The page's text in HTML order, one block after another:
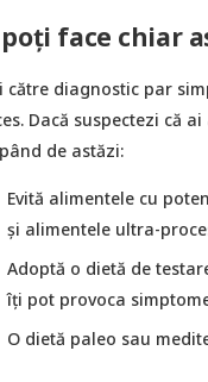
poți face chiar
către diagnostic par
Dacă suspectezi că
de astăzi:
Evită alimentele cu
și alimentele ultra-
Adoptă o dietă de
îți pot provoca
O dietă paleo sau